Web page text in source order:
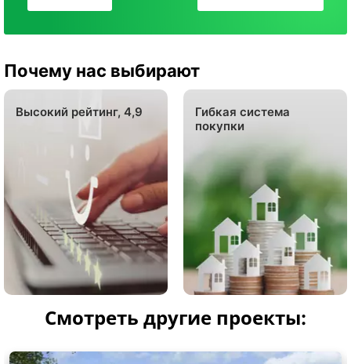
Почему нас выбирают
Высокий рейтинг, 4,9
Гибкая система
покупки
Смотреть другие проекты: